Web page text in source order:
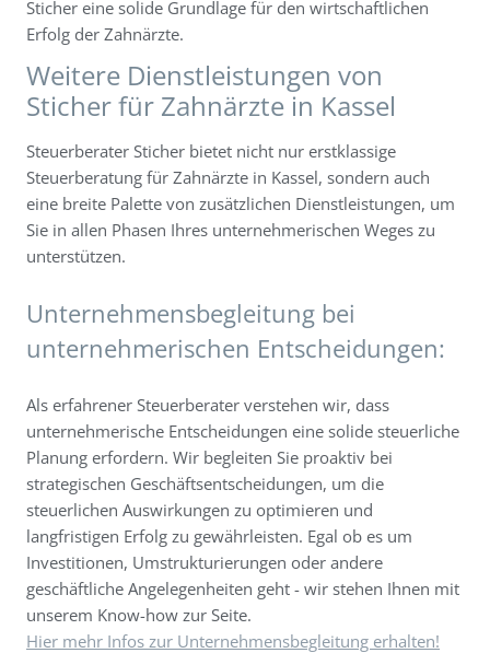
Sticher eine solide Grundlage für den wirtschaftlichen
Erfolg der Zahnärzte.
Weitere Dienstleistungen von
Sticher für Zahnärzte in Kassel
Steuerberater Sticher bietet nicht nur erstklassige
Steuerberatung für Zahnärzte in Kassel, sondern auch
eine breite Palette von zusätzlichen Dienstleistungen, um
Sie in allen Phasen Ihres unternehmerischen Weges zu
unterstützen.
Unternehmensbegleitung bei
unternehmerischen Entscheidungen:
Als erfahrener Steuerberater verstehen wir, dass
unternehmerische Entscheidungen eine solide steuerliche
Planung erfordern. Wir begleiten Sie proaktiv bei
strategischen Geschäftsentscheidungen, um die
steuerlichen Auswirkungen zu optimieren und
langfristigen Erfolg zu gewährleisten. Egal ob es um
Investitionen, Umstrukturierungen oder andere
geschäftliche Angelegenheiten geht - wir stehen Ihnen mit
unserem Know-how zur Seite.
Hier mehr Infos zur Unternehmensbegleitung erhalten!